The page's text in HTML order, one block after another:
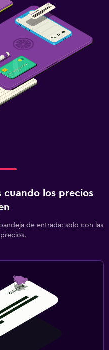
cuando los precios
de entrada: solo con las